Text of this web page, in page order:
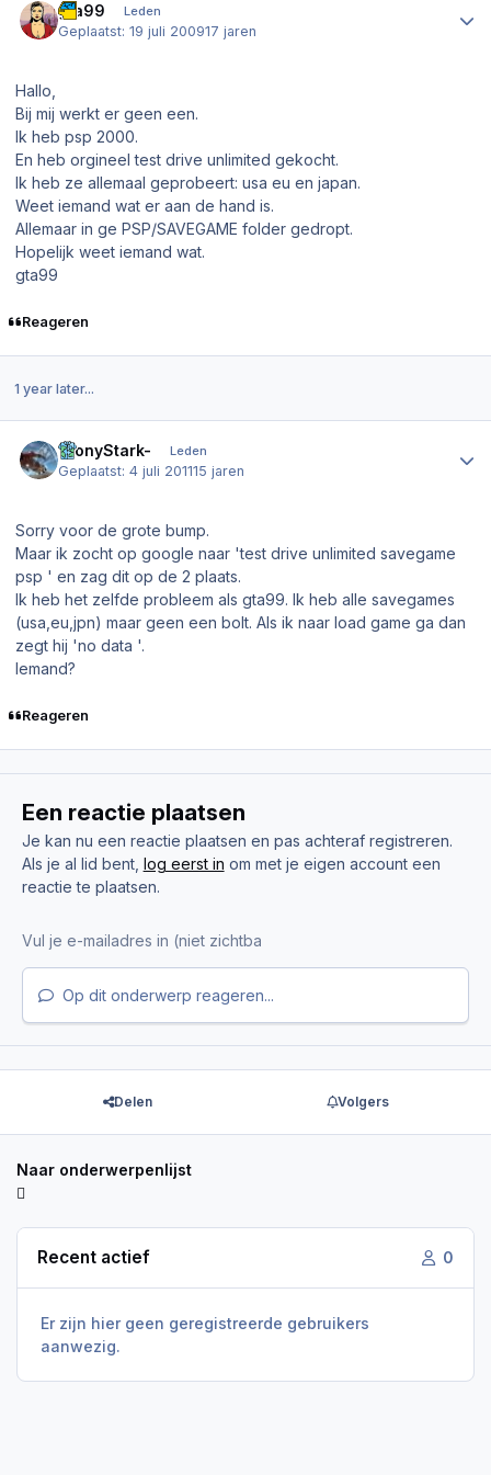
gta99 Leden
Geplaatst:19 juli 200917 jaren
Hallo,
Bij mij werkt er geen een.
Ik heb psp 2000.
En heb orgineel test drive unlimited gekocht.
Ik heb ze allemaal geprobeert: usa eu en japan.
Weet iemand wat er aan de hand is.
Allemaar in ge PSP/SAVEGAME folder gedropt.
Hopelijk weet iemand wat.
gta99
Reageren
1 year later...
-TonyStark- Leden
Geplaatst:4 juli 201115 jaren
Sorry voor de grote bump.
Maar ik zocht op google naar 'test drive unlimited savegame
psp ' en zag dit op de 2 plaats.
Ik heb het zelfde probleem als gta99. Ik heb alle savegames
(usa,eu,jpn) maar geen een bolt. Als ik naar load game ga dan
zegt hij 'no data '.
Iemand?
Reageren
Een reactie plaatsen
Je kan nu een reactie plaatsen en pas achteraf registreren.
Als je al lid bent, log eerst in om met je eigen account een
reactie te plaatsen.
Op dit onderwerp reageren...
Delen Volgers
Naar onderwerpenlijst
Recent actief 0
Er zijn hier geen geregistreerde gebruikers
aanwezig.